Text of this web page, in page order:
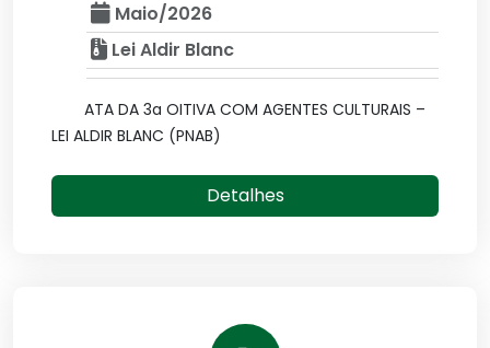
Maio/2026
Lei Aldir Blanc
ATA DA 3a OITIVA COM AGENTES CULTURAIS –
LEI ALDIR BLANC (PNAB)
Detalhes